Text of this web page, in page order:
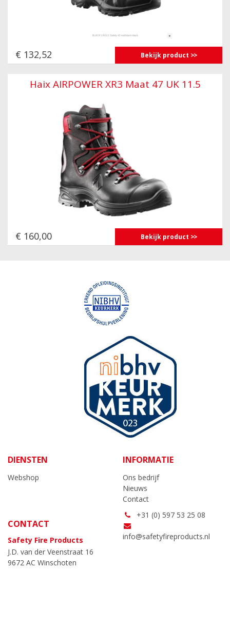
€ 132,52 Bekijk product
Haix AIRPOWER XR3 Maat 47 UK 11.5
€ 160,00 Bekijk product
DIENSTEN
Webshop
INFORMATIE
Ons bedrijf
Nieuws
Contact
CONTACT
Safety Fire Products
J.D. van der Veenstraat 16
9672 AC Winschoten
+31 (0) 597 53 25 08
info@safetyfireproducts.nl